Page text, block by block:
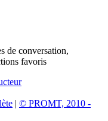
de conversation,
favoris
| © PROMT, 2010 -